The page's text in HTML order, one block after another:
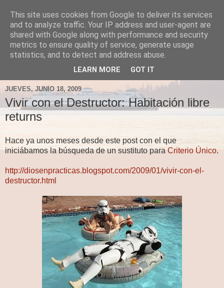
Fergus el Destructor
Blog sobre lo que le apetece escribir a Fergus, en el caso
de que le apetezca escribir.
JUEVES, JUNIO 18, 2009
Vivir con el Destructor: Habitación libre
returns
Hace ya unos meses desde este post con el que
iniciábamos la búsqueda de un sustituto para Criterio Único.
http://diosenpracticas.blogspot.com/2009/01/vivir-con-el-
destructor.html
This site uses cookies from Google to deliver its services
and to analyze traffic. Your IP address and user-agent are
shared with Google along with performance and security
metrics to ensure quality of service, generate usage
statistics, and to detect and address abuse.
LEARN MORE GOT IT